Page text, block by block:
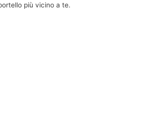
più vicino a te.